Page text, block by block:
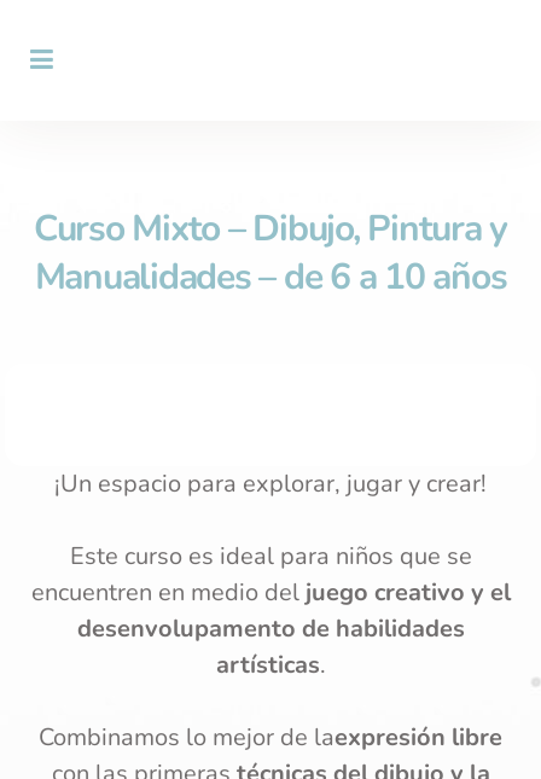
Curso Mixto – Dibujo, Pintura y
Manualidades – de 6 a 10 años
¡Un espacio para explorar, jugar y crear!
Este curso es ideal para niños que se
encuentren en medio del juego creativo y el
desenvolupamento de habilidades
artísticas.
Combinamos lo mejor de laexpresión libre